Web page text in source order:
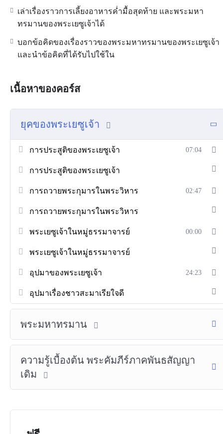
เล่าเรื่องราวการเลี้ยงอาหารค่ำมื้อสุดท้าย และพระมหา
ทรมานของพระเยซูเจ้าได้
บอกข้อคิดของเรื่องราวของพระมหาทรมานของพระเยซูเจ้า
และนำข้อคิดที่ได้รับไปใช้ใน
เนื้อหาของคอร์ส
ยุคของพระเยซูเจ้า
การประสูติของพระเยซูเจ้า 07:04
การประสูติของพระเยซูเจ้า
การถวายพระกุมารในพระวิหาร 02:47
การถวายพระกุมารในพระวิหาร
พระเยซูเจ้าในหมู่ธรรมาจารย์ 00:00
พระเยซูเจ้าในหมู่ธรรมาจารย์
อุปมาของพระเยซูเจ้า 24:23
อุปมาเรื่องชาวสะมาเรียใจดี
พระมหาทรมาน
ความรู้เบื้องต้น พระคัมภีร์ภาคพันธสัญญา
เดิม